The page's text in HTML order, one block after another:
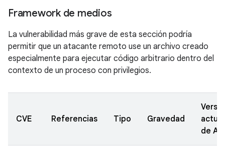
Framework de medios
La vulnerabilidad más grave de esta sección podría
permitir que un atacante remoto use un archivo creado
especialmente para ejecutar código arbitrario dentro del
contexto de un proceso con privilegios.
CVE Referencias Tipo Gravedad
de